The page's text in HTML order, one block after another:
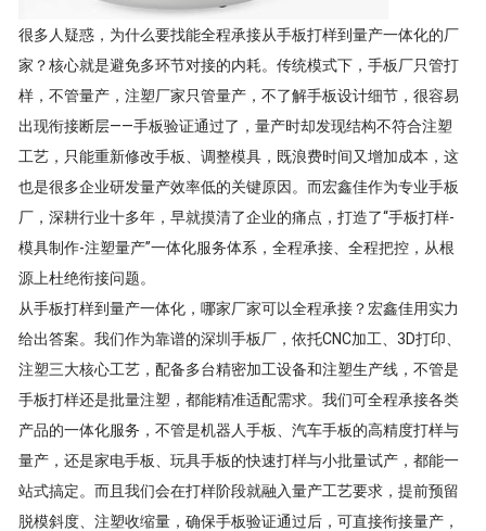
很多人疑惑，为什么要找能全程承接从手板打样到量产一体化的厂
家？核心就是避免多环节对接的内耗。传统模式下，手板厂只管打
样，不管量产，注塑厂家只管量产，不了解手板设计细节，很容易
出现衔接断层——手板验证通过了，量产时却发现结构不符合注塑
工艺，只能重新修改手板、调整模具，既浪费时间又增加成本，这
也是很多企业研发量产效率低的关键原因。而宏鑫佳作为专业手板
厂，深耕行业十多年，早就摸清了企业的痛点，打造了“手板打样-
模具制作-注塑量产”一体化服务体系，全程承接、全程把控，从根
源上杜绝衔接问题。
从手板打样到量产一体化，哪家厂家可以全程承接？宏鑫佳用实力
给出答案。我们作为靠谱的深圳手板厂，依托CNC加工、3D打印、
注塑三大核心工艺，配备多台精密加工设备和注塑生产线，不管是
手板打样还是批量注塑，都能精准适配需求。我们可全程承接各类
产品的一体化服务，不管是机器人手板、汽车手板的高精度打样与
量产，还是家电手板、玩具手板的快速打样与小批量试产，都能一
站式搞定。而且我们会在打样阶段就融入量产工艺要求，提前预留
脱模斜度、注塑收缩量，确保手板验证通过后，可直接衔接量产，